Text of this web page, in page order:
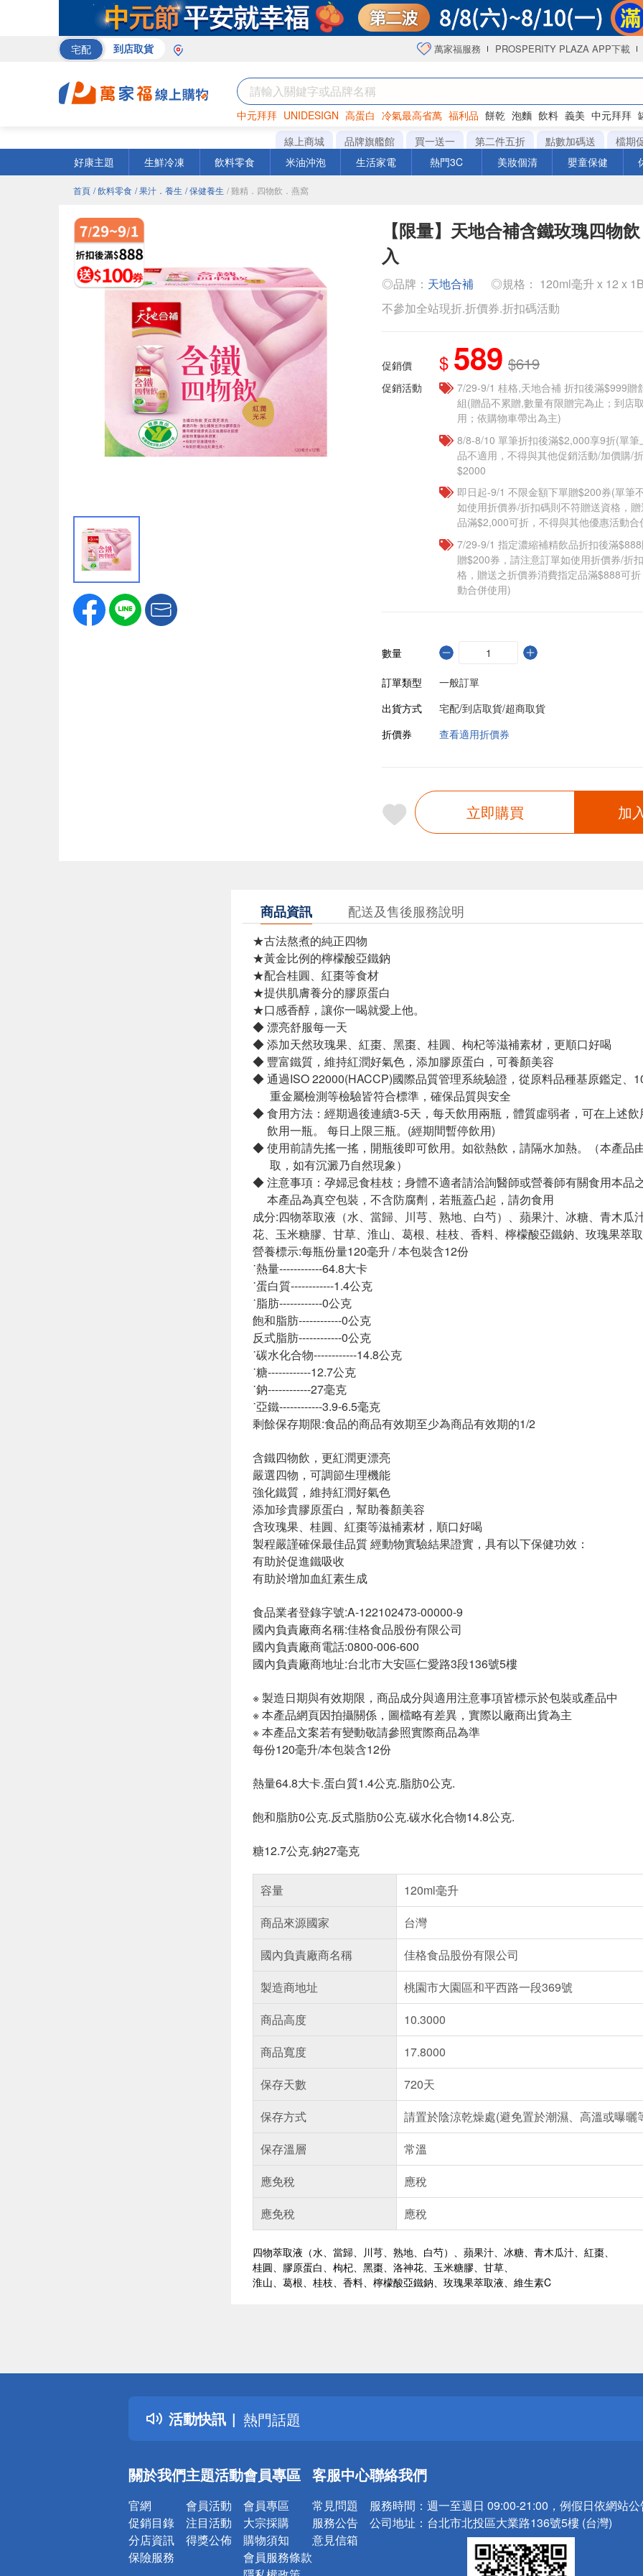
宅配 到店取貨 萬家福服務 PROSPERITY PLAZA APP下載
中元拜拜 UNIDESIGN 高蛋白 冷氣最高省萬 福利品 餅乾 泡麵 飲料 義美 中元拜拜
巧克力 衛生紙 咖啡
線上商城 品牌旗艦館 買一送一 第二件五折 點數加碼送
檔期
好康主題
生鮮冷凍 飲料零食 米油沖泡 生活家電 熱門3C 美妝個清 嬰童保健
首頁 / 飲料零食 / 果汁．養生 / 保健養生 / 雞精．四物飲．燕窩
【限量】天地合補含鐵玫瑰四物
入
◎品牌： 天地合補
◎規格： 120ml毫升 x 12 x
不參加全站現折.折價券.折扣碼活動
促銷價 $ 589 $619
促銷活動
7/29-9/1 桂格,天地合補 折扣後滿$999贈
組(贈品不累贈,數量有限贈完為止；到店
用；依購物車帶出為主)​
8/8-8/10 單筆折扣後滿$2,000享9折(單
品不適用，不得與其他促銷活動/加價購/
$2000
即日起-9/1 不限金額下單贈$200券(單筆
如使用折價券/折扣碼則不符贈送資格，
品滿$2,000可折，不得與其他優惠活動合
7/29-9/1 指定濃縮補精飲品​折扣後滿
贈$200券，請注意訂單如使用折價券/折
格，贈送之折價券消費指定品滿$888可
動合併使用)
數量
訂單類型
一般訂單
出貨方式
宅配/到店取貨/超商取貨
折價券
查看適用折價券
立即購買 加
商品資訊 配送及售後服務說明
★古法熬煮的純正四物
★黃金比例的檸檬酸亞鐵鈉
★配合桂圓、紅棗等食材
★提供肌膚養分的膠原蛋白
★口感香醇，讓你一喝就愛上他。
◆ 漂亮舒服每一天
◆ 添加天然玫瑰果、紅棗、黑棗、桂圓、枸杞等滋補素材，更順口好喝
◆ 豐富鐵質，維持紅潤好氣色，添加膠原蛋白，可養顏美容
◆ 通過ISO 22000(HACCP)國際品質管理系統驗證，從原料品種基原鑑定、
重金屬檢測等檢驗皆符合標準，確保品質與安全
◆ 食用方法：經期過後連續3-5天，每天飲用兩瓶，體質虛弱者，可在上述飲
飲用一瓶。 每日上限三瓶。(經期間暫停飲用)
◆ 使用前請先搖一搖，開瓶後即可飲用。如欲熱飲，請隔水加熱。（本產品
取，如有沉澱乃自然現象）
◆ 注意事項：孕婦忌食桂枝；身體不適者請洽詢醫師或營養師有關食用本品
本產品為真空包裝，不含防腐劑，若瓶蓋凸起，請勿食用
成分:四物萃取液（水、當歸、川芎、熟地、白芍）、蘋果汁、冰糖、青木
花、玉米糖膠、甘草、淮山、葛根、桂枝、香料、檸檬酸亞鐵鈉、玫瑰果萃
營養標示:每瓶份量120毫升 / 本包裝含12份
˙熱量------------64.8大卡
˙蛋白質------------1.4公克
˙脂肪------------0公克
飽和脂肪------------0公克
反式脂肪------------0公克
˙碳水化合物------------14.8公克
˙糖------------12.7公克
˙鈉------------27毫克
˙亞鐵------------3.9-6.5毫克
剩餘保存期限:食品的商品有效期至少為商品有效期的1/2
含鐵四物飲，更紅潤更漂亮
嚴選四物，可調節生理機能
強化鐵質，維持紅潤好氣色
添加珍貴膠原蛋白，幫助養顏美容
含玫瑰果、桂圓、紅棗等滋補素材，順口好喝
製程嚴謹確保最佳品質 經動物實驗結果證實，具有以下保健功效：
有助於促進鐵吸收
有助於增加血紅素生成
食品業者登錄字號:A-122102473-00000-9
國內負責廠商名稱:佳格食品股份有限公司
國內負責廠商電話:0800-006-600
國內負責廠商地址:台北市大安區仁愛路3段136號5樓
※ 製造日期與有效期限，商品成分與適用注意事項皆標示於包裝或產品中
※ 本產品網頁因拍攝關係，圖檔略有差異，實際以廠商出貨為主
※ 本產品文案若有變動敬請參照實際商品為準
每份120毫升/本包裝含12份
熱量64.8大卡.蛋白質1.4公克.脂肪0公克.
飽和脂肪0公克.反式脂肪0公克.碳水化合物14.8公克.
糖12.7公克.鈉27毫克
容量
120ml毫升
商品來源國家
台灣
國內負責廠商名稱
佳格食品股份有限公司
製造商地址
桃園市大園區和平西路一段369號
商品高度
10.3000
商品寬度
17.8000
保存天數
720天
保存方式
請置於陰涼乾燥處(避免置於潮濕、高溫或曝曬
保存溫層
常溫
應免稅
應稅
應免稅
應稅
四物萃取液（水、當歸、川芎、熟地、白芍）、蘋果汁、冰糖、青木瓜汁、紅棗、
桂圓、膠原蛋白、枸杞、黑棗、洛神花、玉米糖膠、甘草、
淮山、葛根、桂枝、香料、檸檬酸亞鐵鈉、玫瑰果萃取液、維生素C
活動快訊
詐騙網頁！請小心！
得獎公告
熱門話題
銀行優惠
詐騙網頁！請小心！
關於我們
官網
促銷目錄
分店資訊
保險服務
主題活動
會員活動
注目活動
得獎公佈
會員專區
會員專區
大宗採購
購物須知
會員服務條款
客服中心
常見問題
服務公告
意見信箱
聯絡我們
服務時間： 週一至週日 09:00-21:00，例假日依網站
公司地址： 台北市北投區大業路136號5樓 (台灣)